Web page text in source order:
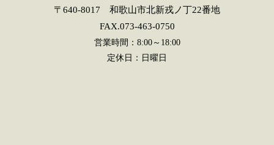
〒640-8017 和歌山市北新戎ノ丁22番地
FAX.073-463-0750
営業時間：8:00～18:00
定休日：日曜日